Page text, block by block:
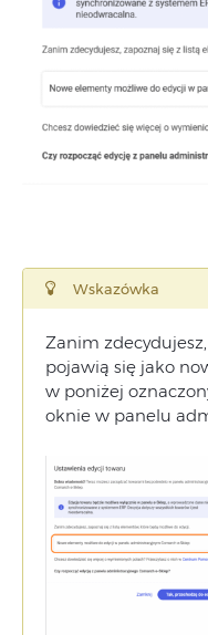
Wskazówka
Zanim
pojawią się jako
w poniżej
oknie w panelu